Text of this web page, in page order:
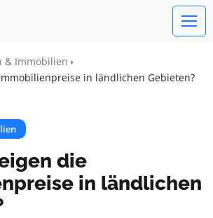
& Immobilien
in ländlichen Gebieten?
die
in ländlichen